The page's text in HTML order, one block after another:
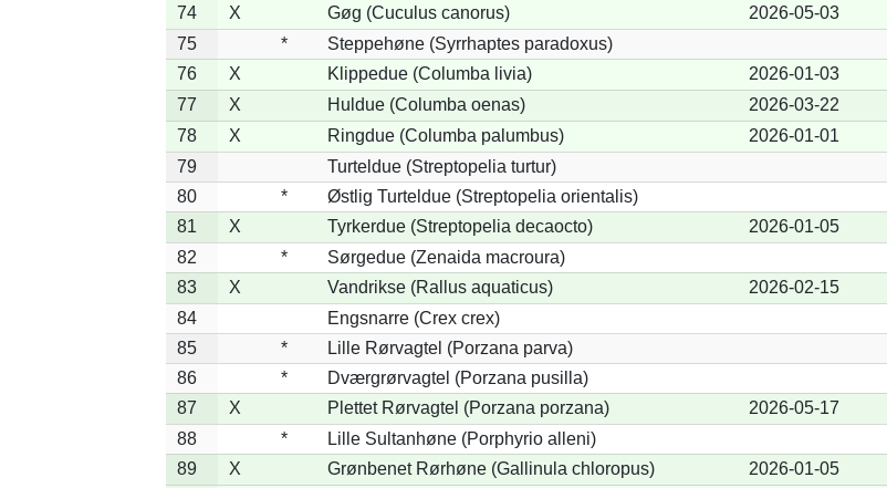
74
X Gøg (Cuculus canorus) 2026-05-03
75
*
Steppehøne (Syrrhaptes paradoxus)
76
X Klippedue (Columba livia) 2026-01-03
77
X Huldue (Columba oenas) 2026-03-22
78
X Ringdue (Columba palumbus) 2026-01-01
79
Turteldue (Streptopelia turtur)
80
*
Østlig Turteldue (Streptopelia orientalis)
81
X Tyrkerdue (Streptopelia decaocto) 2026-01-05
82
*
Sørgedue (Zenaida macroura)
83
X Vandrikse (Rallus aquaticus) 2026-02-15
84
Engsnarre (Crex crex)
85
*
Lille Rørvagtel (Porzana parva)
86
*
Dværgrørvagtel (Porzana pusilla)
87
X Plettet Rørvagtel (Porzana porzana) 2026-05-17
88
*
Lille Sultanhøne (Porphyrio alleni)
89
X Grønbenet Rørhøne (Gallinula chloropus) 2026-01-05